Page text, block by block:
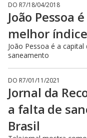
DO R7/18/04/2018
João Pessoa
melhor
João Pessoa é a
saneamento
DO R7/01/11/2021
Jornal da
a falta de
Brasil